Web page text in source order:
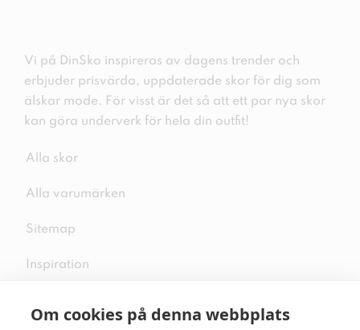
Om cookies på denna webbplats
Vi på DinSko inspireras av dagens trender och
erbjuder prisvärda, uppdaterade skor för dig som
älskar mode. För visst är det så att ett par nya skor
kan göra underverk för hela din outfit!
Alla skor
Alla varumärken
Sitemap
Inspiration